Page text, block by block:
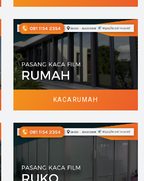
KACA RUMAH